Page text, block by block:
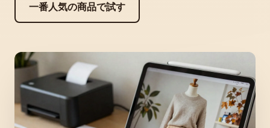
一番人気の商品で試す